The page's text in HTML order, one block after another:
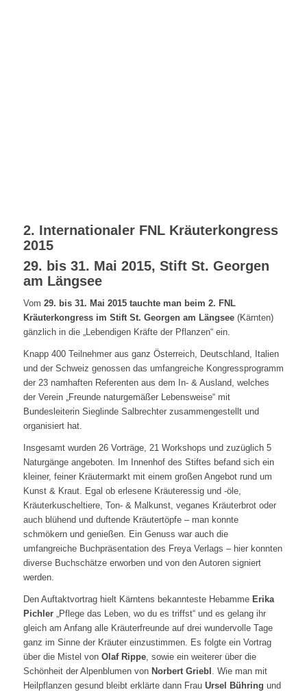
2. Internationaler FNL Kräuterkongress
2015
29. bis 31. Mai 2015, Stift St. Georgen
am Längsee
Vom 29. bis 31. Mai 2015 tauchte man beim 2. FNL
Kräuterkongress im Stift St. Georgen am Längsee(Kärnten)
gänzlich in die „Lebendigen Kräfte der Pflanzen“ ein.
Knapp 400 Teilnehmer aus ganz Österreich, Deutschland, Italien
und der Schweiz genossen das umfangreiche Kongressprogramm
der 23 namhaften Referenten aus dem In- & Ausland, welches
der Verein „Freunde naturgemäßer Lebensweise“ mit
Bundesleiterin Sieglinde Salbrechter zusammengestellt und
organisiert hat.
Insgesamt wurden 26 Vorträge, 21 Workshops und zuzüglich 5
Naturgänge angeboten. Im Innenhof des Stiftes befand sich ein
kleiner, feiner Kräutermarkt mit einem großen Angebot rund um
Kunst & Kraut. Egal ob erlesene Kräuteressig und -öle,
Kräuterkuscheltiere, Ton- & Malkunst, veganes Kräuterbrot oder
auch blühend und duftende Kräutertöpfe – man konnte
schmökern und genießen. Ein Genuss war auch die
umfangreiche Buchpräsentation des Freya Verlags – hier konnten
diverse Buchschätze erworben und von den Autoren signiert
werden.
Den Auftaktvortrag hielt Kärntens bekannteste Hebamme Erika
Pichler„Pflege das Leben, wo du es triffst“ und es gelang ihr
gleich am Anfang alle Kräuterfreunde auf drei wundervolle Tage
ganz im Sinne der Kräuter einzustimmen. Es folgte ein Vortrag
über die Mistel von Olaf Rippe, sowie ein weiterer über die
Schönheit der Alpenblumen von Norbert Griebl . Wie man mit
Heilpflanzen gesund bleibt erklärte dann Frau Ursel Bühring und